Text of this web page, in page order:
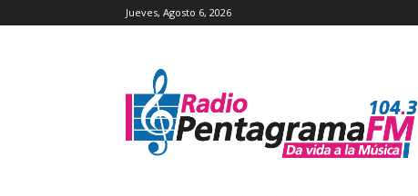
Jueves, Agosto 6, 2026